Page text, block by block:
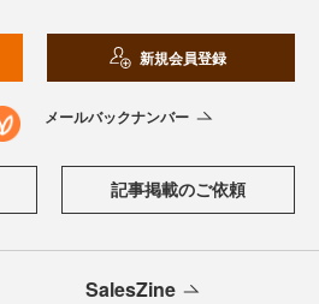
新規会員登録
メールバックナンバー
記事掲載のご依頼
SalesZine